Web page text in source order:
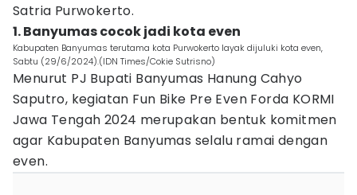
Satria Purwokerto.
1. Banyumas cocok jadi kota even
Kabupaten Banyumas terutama kota Purwokerto layak dijuluki kota even,
Sabtu (29/6/2024).(IDN Times/Cokie Sutrisno)
Menurut PJ Bupati Banyumas Hanung Cahyo
Saputro, kegiatan Fun Bike Pre Even Forda KORMI
Jawa Tengah 2024 merupakan bentuk komitmen
agar Kabupaten Banyumas selalu ramai dengan
even.